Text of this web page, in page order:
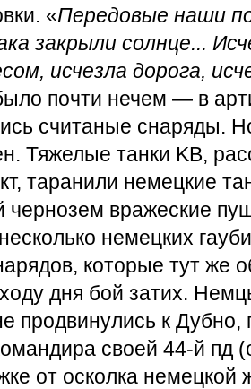
«Передовые наши
закрыли солнце...
исчезла дорога,
почти нечем — в
считаные снаряды.
Тяжелые танки KB,
таранили немецкие
чернозем вражеские
немецких
которые тут же
дня бой затих.
продвинулись к
своей 44-й пд
от осколка